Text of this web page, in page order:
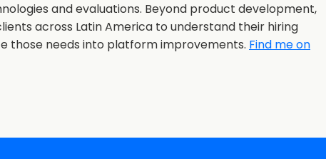
and evaluations. Beyond product development,
across Latin America to understand their hiring
those needs into platform improvements. Find me on